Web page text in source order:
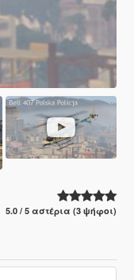
5.0 / 5 αστέρια (3 ψήφοι)